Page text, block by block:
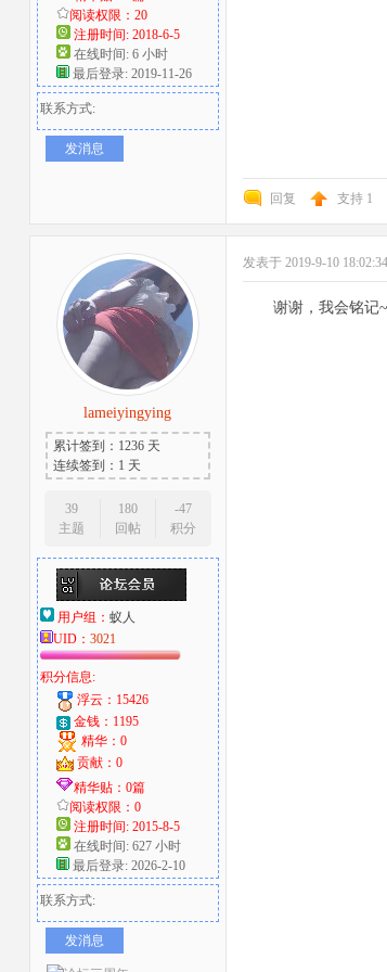
阅读权限：20
注册时间: 2018-6-5
在线时间: 6 小时
最后登录: 2019-11-26
联系方式:
发消息
回复 支持 1
lameiyingying
累计签到：1236 天
连续签到：1 天
39
主题
180
回帖
-47
积分
用户组： 蚁人
UID： 3021
积分信息:
浮云：15426
金钱：1195
精华：0
贡献：0
精华贴：0篇
阅读权限：0
注册时间: 2015-8-5
在线时间: 627 小时
最后登录: 2026-2-10
联系方式:
发消息
发表于 2019-9-10 18:02:34
谢谢，我会铭记